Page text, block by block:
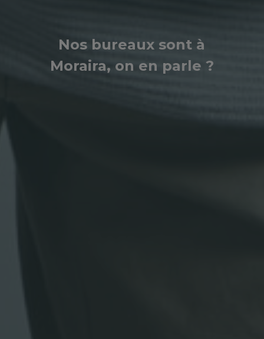
Nos bureaux sont à
Moraira, on en parle ?